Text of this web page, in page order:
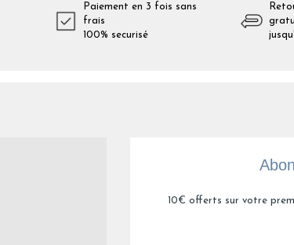
Paiement en 3 fois sans
frais
100% securisé
10€ offerts sur votre